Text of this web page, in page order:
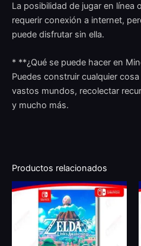
La posibilidad de jugar en línea
requerir conexión a internet,
puede disfrutar sin ella.
* **¿Qué se puede hacer en
Puedes construir cualquier
vastos mundos, recolectar
y mucho más.
Productos relacionados